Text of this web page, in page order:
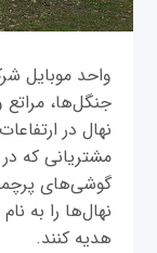
واحد موبایل
جنگل‌ها، مراتع
نهال در
مشتریانی که
گوشی‌های
نهال‌ها را به
هدیه کنند.